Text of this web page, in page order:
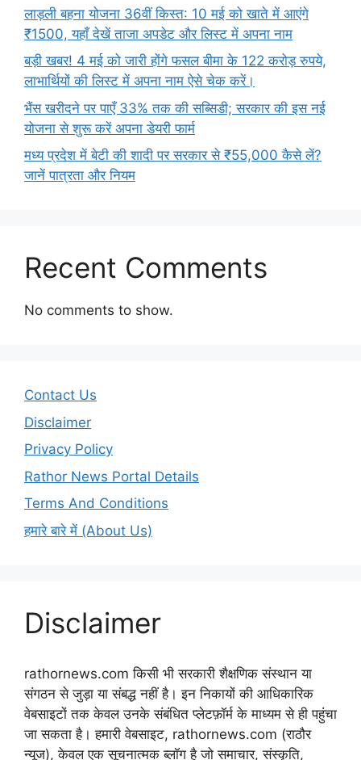
लाड़ली बहना योजना 36वीं किस्त: 10 मई को खाते में आएंगे
₹1500, यहाँ देखें ताजा अपडेट और लिस्ट में अपना नाम
बड़ी खबर! 4 मई को जारी होंगे फसल बीमा के 122 करोड़ रुपये,
लाभार्थियों की लिस्ट में अपना नाम ऐसे चेक करें।
भैंस खरीदने पर पाएँ 33% तक की सब्सिडी; सरकार की इस नई
योजना से शुरू करें अपना डेयरी फार्म
मध्य प्रदेश में बेटी की शादी पर सरकार से ₹55,000 कैसे लें?
जानें पात्रता और नियम
Recent Comments
No comments to show.
Contact Us
Disclaimer
Privacy Policy
Rathor News Portal Details
Terms And Conditions
हमारे बारे में (About Us)
Disclaimer
rathornews.com किसी भी सरकारी शैक्षणिक संस्थान या
संगठन से जुड़ा या संबद्ध नहीं है। इन निकायों की आधिकारिक
वेबसाइटों तक केवल उनके संबंधित प्लेटफ़ॉर्म के माध्यम से ही पहुंचा
जा सकता है। हमारी वेबसाइट, rathornews.com (राठौर
न्यूज), केवल एक सूचनात्मक ब्लॉग है जो समाचार, संस्कृति,